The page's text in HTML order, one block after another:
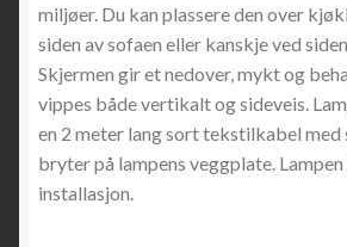
miljøer. Du kan plassere den over
siden av sofaen eller kanskje ved
Skjermen gir et nedover, mykt og
vippes både vertikalt og sideveis.
en 2 meter lang sort tekstilkabel med
bryter på lampens veggplate.
installasjon.